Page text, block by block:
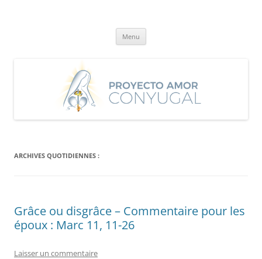
Menu
ARCHIVES QUOTIDIENNES :
Grâce ou disgrâce – Commentaire pour les
époux : Marc 11, 11-26
Laisser un commentaire